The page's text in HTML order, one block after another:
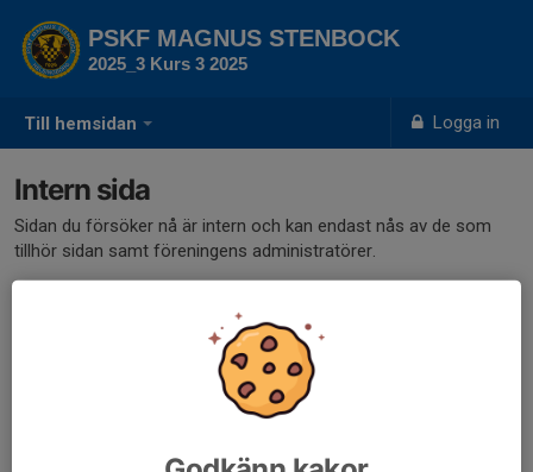
Till hemsidan Logga in
PSKF MAGNUS STENBOCK
2025_3 Kurs 3 2025
Intern sida
Sidan du försöker nå är intern och kan endast nås av de som
tillhör sidan samt föreningens administratörer.